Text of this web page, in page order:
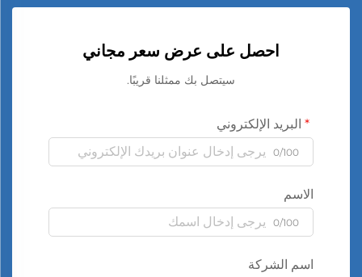
احصل على عرض سعر مجاني
سيتصل بك ممثلنا قريبًا.
البريد الإلكتروني
0/100
الاسم
0/100
اسم الشركة